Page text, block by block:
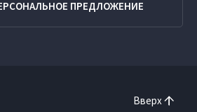
ПРЕДЛОЖЕНИЕ
Вверх